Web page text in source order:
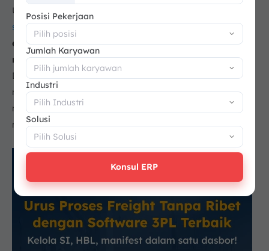
Untuk menjawab berbagai tantangan operasional,
software logistik ScaleOceanhadir sebagaisistem
ekspedisi terbaik yang dirancang untuk
mengoptimalkan seluruh operasional bisnis Anda
Dengan fitur yang lengkap dan terintegrasi, ScaleOcean
memberikan solusi terpadu yang tidak hanya
meningkatkan efisiensi dan transparansi, tetapi juga
membantu Anda memaksimalkan keuntungan.
+62
Posisi Pekerjaan
Jumlah Karyawan
Industri
Solusi
Konsul ERP